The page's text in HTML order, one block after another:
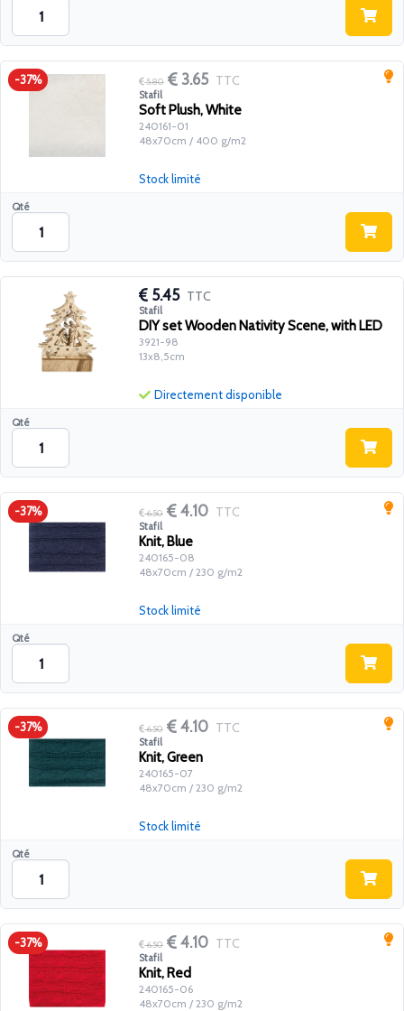
-37% 5.80 3.65 TTC
Stafil
Soft Plush, White
240161-01
48x70cm / 400 g/m2
Qté
Stock limité
5.45 TTC
Stafil
DIY set Wooden Nativity Scene, with LED
3921-98
13x8,5cm
Qté
Directement disponible
-37% 6.50 4.10 TTC
Stafil
Knit, Blue
240165-08
48x70cm / 230 g/m2
Qté
Stock limité
-37% 6.50 4.10 TTC
Stafil
Knit, Green
240165-07
48x70cm / 230 g/m2
Qté
Stock limité
-37% 6.50 4.10 TTC
Stafil
Knit, Red
240165-06
48x70cm / 230 g/m2